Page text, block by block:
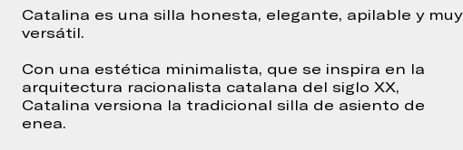
Catalina es una silla honesta, elegante, apilable y muy
versátil.
Con una estética minimalista, que se inspira en la
arquitectura racionalista catalana del siglo XX,
Catalina versiona la tradicional silla de asiento de
enea.